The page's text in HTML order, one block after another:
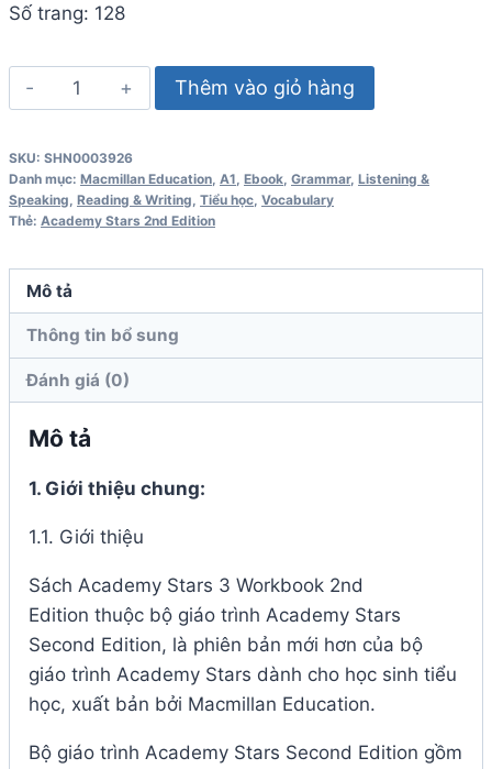
Số trang: 128
Academy
Stars
Workbook
2nd
Edition
lượng
Thêm vào giỏ hàng
SKU: SHN0003926
Danh mục: Macmillan Education A1 Ebook Grammar, Listening &
Speaking Reading & Writing Tiểu học Vocabulary
Thẻ: Academy Stars 2nd Edition
Mô tả
Thông tin bổ sung
Đánh giá (0)
Mô tả
1. Giới thiệu chung:
1.1. Giới thiệu
Sách Academy Stars 3 Workbook 2nd
Edition thuộc bộ giáo trình Academy Stars
Second Edition, là phiên bản mới hơn của bộ
giáo trình Academy Stars dành cho học sinh tiểu
học, xuất bản bởi Macmillan Education.
Bộ giáo trình Academy Stars Second Edition gồm